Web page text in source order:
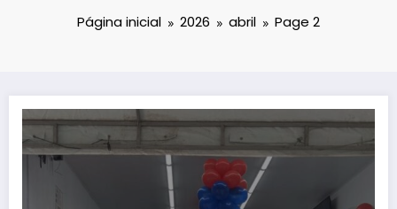
Página inicial 2026 abril Page 2